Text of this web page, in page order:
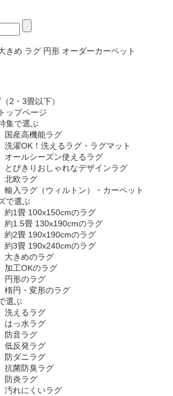
きめ ラグ 円形 オーダーカーペット
2・3畳以下）
ップページ
集で選ぶ
国産高機能ラグ
洗濯OK！洗えるラグ・ラグマット
オールシーズン使えるラグ
とびきりおしゃれなデザインラグ
北欧ラグ
輸入ラグ（ウィルトン）・カーペット
で選ぶ
約1畳 100x150cmのラグ
約1.5畳 130x190cmのラグ
約2畳 190x190cmのラグ
約3畳 190x240cmのラグ
大きめのラグ
加工OKのラグ
円形のラグ
楕円・変形のラグ
選ぶ
洗えるラグ
はっ水ラグ
防音ラグ
低反発ラグ
防ダニラグ
抗菌防臭ラグ
防炎ラグ
汚れにくいラグ